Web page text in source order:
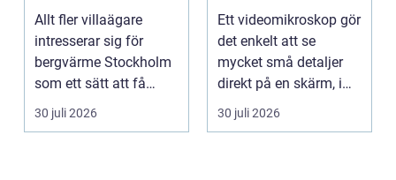
denna
uppvärmning
Allt fler villaägare
intresserar sig för
bergvärme Stockholm
som ett sätt att få
lägre uppvärmningsk...
30 juli 2026
Ett videomikroskop gör
det enkelt att se
mycket små detaljer
direkt på en skärm, i
stället för genom...
30 juli 2026